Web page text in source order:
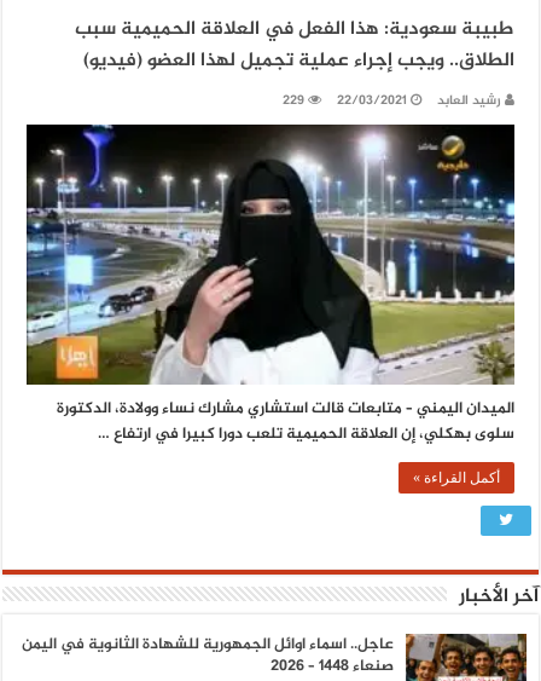
طبيبة سعودية: هذا الفعل في العلاقة الحميمية سبب
الطلاق.. ويجب إجراء عملية تجميل لهذا العضو (فيديو)
رشيد العابد 22/03/2021
229
الميدان اليمني – متابعات قالت استشاري مشارك نساء وولادة، الدكتورة
سلوى بهكلي، إن العلاقة الحميمية تلعب دورا كبيرا في ارتفاع …
أكمل القراءة »
آخر الأخبار
عاجل.. اسماء اوائل الجمهورية للشهادة الثانوية في اليمن
صنعاء 1448 – 2026